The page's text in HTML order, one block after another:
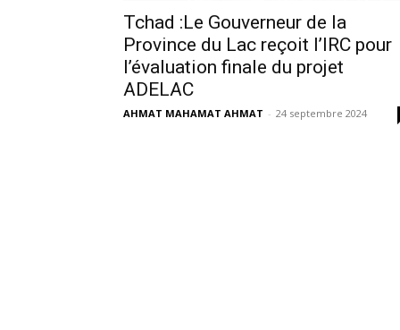
Tchad :Le Gouverneur de la
Province du Lac reçoit l’IRC pour
l’évaluation finale du projet
ADELAC
AHMAT MAHAMAT AHMAT - 24 septembre 2024